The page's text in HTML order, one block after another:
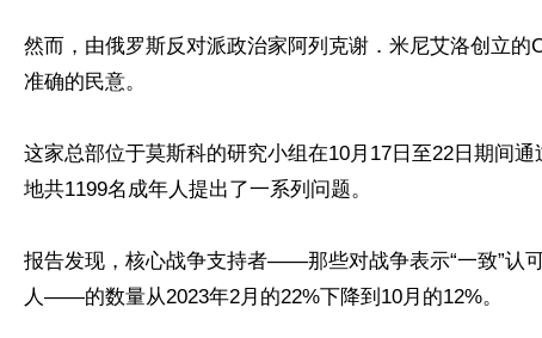
然而，由俄罗斯反对派政治家阿列克谢．米尼艾洛创立的
准确的民意。
这家总部位于莫斯科的研究小组在10月17日至22日期间
地共1199名成年人提出了一系列问题。
报告发现，核心战争支持者——那些对战争表示“一致”认
人——的数量从2023年2月的22%下降到10月的12%。